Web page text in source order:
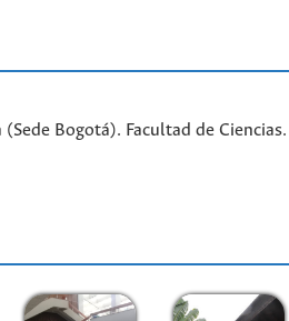
Bogotá). Facultad de